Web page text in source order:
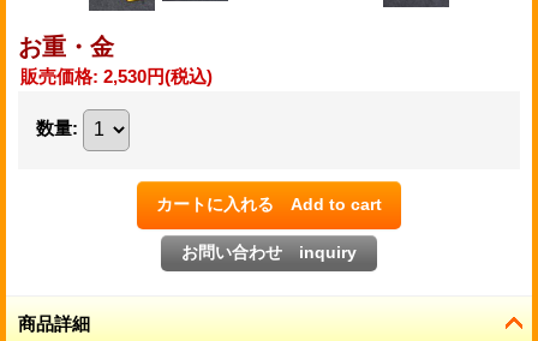
お重・金
販売価格: 2,530円(税込)
数量:
商品詳細